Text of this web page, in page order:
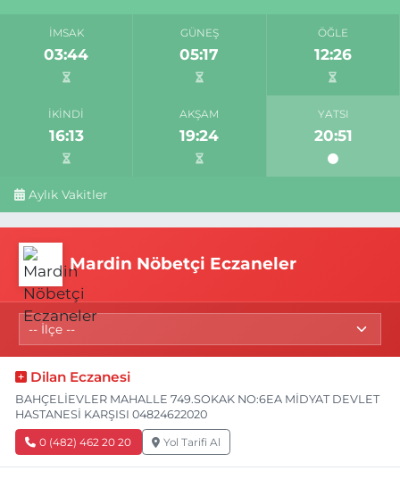
İMSAK
03:44
GÜNEŞ
05:17
ÖĞLE
12:26
İKINDI
16:13
AKŞAM
19:24
YATSI
20:51
Aylık Vakitler
Mardin Nöbetçi Eczaneler
Dilan Eczanesi
BAHÇELİEVLER MAHALLE 749.SOKAK NO:6EA MİDYAT DEVLET
HASTANESİ KARŞISI 04824622020
0 (482) 462 20 20 Yol Tarifi Al